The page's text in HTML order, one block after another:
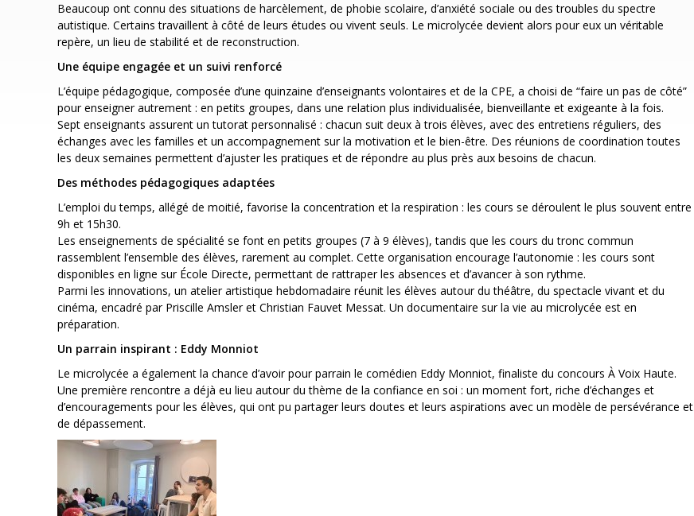
Beaucoup ont connu des situations de harcèlement, de phobie scolaire, d’anxiété sociale ou des troubles du spectre
autistique. Certains travaillent à côté de leurs études ou vivent seuls. Le microlycée devient alors pour eux un véritable
repère, un lieu de stabilité et de reconstruction.
Une équipe engagée et un suivi renforcé
L’équipe pédagogique, composée d’une quinzaine d’enseignants volontaires et de la CPE, a choisi de “faire un pas de côté”
pour enseigner autrement : en petits groupes, dans une relation plus individualisée, bienveillante et exigeante à la fois.
Sept enseignants assurent un tutorat personnalisé : chacun suit deux à trois élèves, avec des entretiens réguliers, des
échanges avec les familles et un accompagnement sur la motivation et le bien-être. Des réunions de coordination toutes
les deux semaines permettent d’ajuster les pratiques et de répondre au plus près aux besoins de chacun.
Des méthodes pédagogiques adaptées
L’emploi du temps, allégé de moitié, favorise la concentration et la respiration : les cours se déroulent le plus souvent entre
9h et 15h30.
Les enseignements de spécialité se font en petits groupes (7 à 9 élèves), tandis que les cours du tronc commun
rassemblent l’ensemble des élèves, rarement au complet. Cette organisation encourage l’autonomie : les cours sont
disponibles en ligne sur École Directe, permettant de rattraper les absences et d’avancer à son rythme.
Parmi les innovations, un atelier artistique hebdomadaire réunit les élèves autour du théâtre, du spectacle vivant et du
cinéma, encadré par Priscille Amsler et Christian Fauvet Messat. Un documentaire sur la vie au microlycée est en
préparation.
Un parrain inspirant : Eddy Monniot
Le microlycée a également la chance d’avoir pour parrain le comédien Eddy Monniot, finaliste du concours À Voix Haute.
Une première rencontre a déjà eu lieu autour du thème de la confiance en soi : un moment fort, riche d’échanges et
d’encouragements pour les élèves, qui ont pu partager leurs doutes et leurs aspirations avec un modèle de persévérance et
de dépassement.